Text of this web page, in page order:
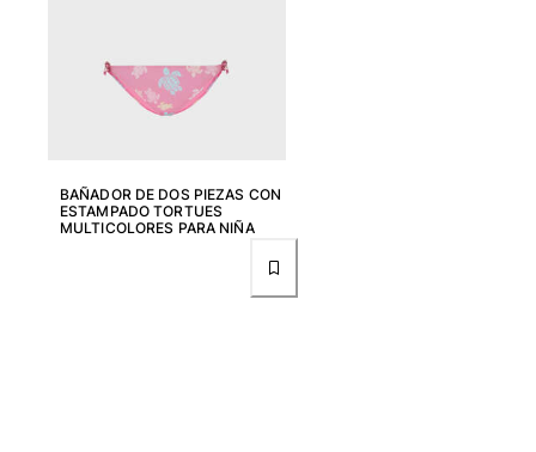
Bikinis
Una pieza
Rashguards
Ver todo Trajes de baño
BAÑADOR DE DOS PIEZAS CON
ESTAMPADO TORTUES
MULTICOLORES PARA NIÑA